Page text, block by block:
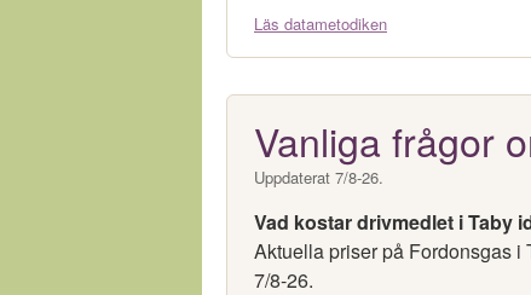
Läs datametodiken
Vanliga frågor
Uppdaterat 7/8-26.
Vad kostar drivmedlet i Taby
Aktuella priser på Fordonsgas i
7/8-26.